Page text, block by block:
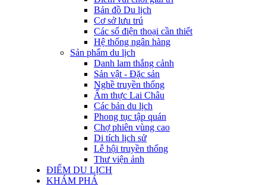
Bản đồ Du lịch
Cơ sở lưu trú
Các số điện thoại cần thiết
Hệ thống ngân hàng
Sản phẩm du lịch
Danh lam thắng cảnh
Sản vật - Đặc sản
Nghề truyền thống
Ẩm thực Lai Châu
Các bản du lịch
Phong tục tập quán
Chợ phiên vùng cao
Di tích lịch sử
Lễ hội truyền thống
Thư viện ảnh
ĐIỂM DU LỊCH
KHÁM PHÁ